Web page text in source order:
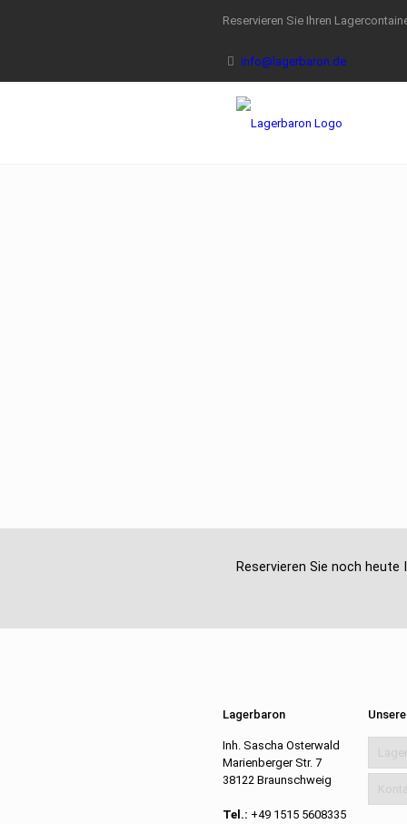
Reservieren Sie Ihren
info@lagerbaron.de
Reservieren Sie noch
Lagerbaron
Inh. Sascha Osterwald
Marienberger Str. 7
38122 Braunschweig
Tel.: +49 1515 5608335